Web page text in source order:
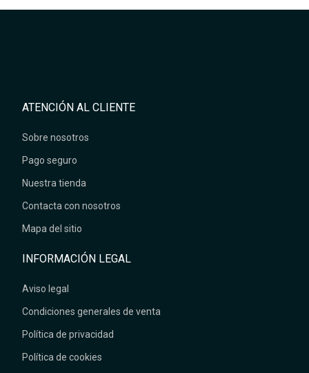
ATENCIÓN AL CLIENTE
Sobre nosotros
Pago seguro
Nuestra tienda
Contacta con nosotros
Mapa del sitio
INFORMACIÓN LEGAL
Aviso legal
Condiciones generales de venta
Política de privacidad
Política de cookies